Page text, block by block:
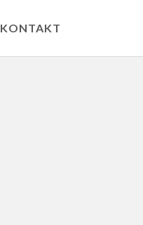
KONTAKT